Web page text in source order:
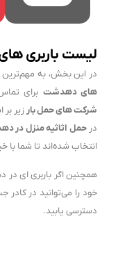
لیست باربری
در این بخش، به
های دهدشت برای
شرکت های حمل بار زیر
درحمل اثاثیه منزل در
انتخاب شده‌اند تا شما با
همچنین اگر باربری ای در
خود را می‌توانید در
دسترسی یابید.